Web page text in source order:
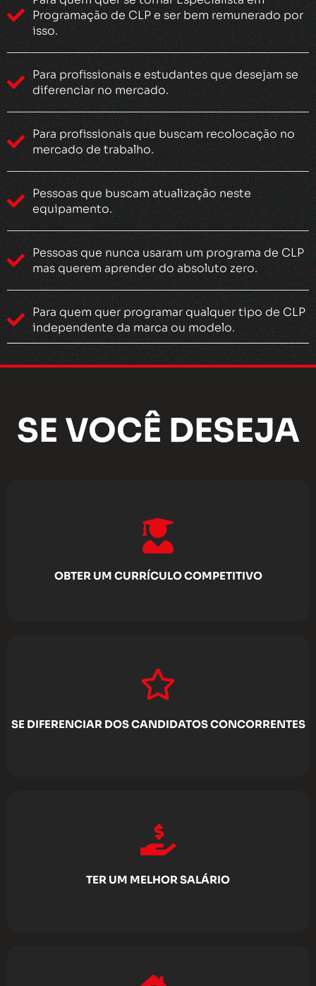
Programação de CLP e ser bem remunerado por
isso.
Para profissionais e estudantes que desejam se
diferenciar no mercado.
Para profissionais que buscam recolocação no
mercado de trabalho.
Pessoas que buscam atualização neste
equipamento.
Pessoas que nunca usaram um programa de CLP
mas querem aprender do absoluto zero.
Para quem quer programar qualquer tipo de CLP
independente da marca ou modelo.
SE VOCÊ DESEJA
OBTER UM CURRÍCULO COMPETITIVO
SE DIFERENCIAR DOS CANDIDATOS CONCORRENTES
TER UM MELHOR SALÁRIO